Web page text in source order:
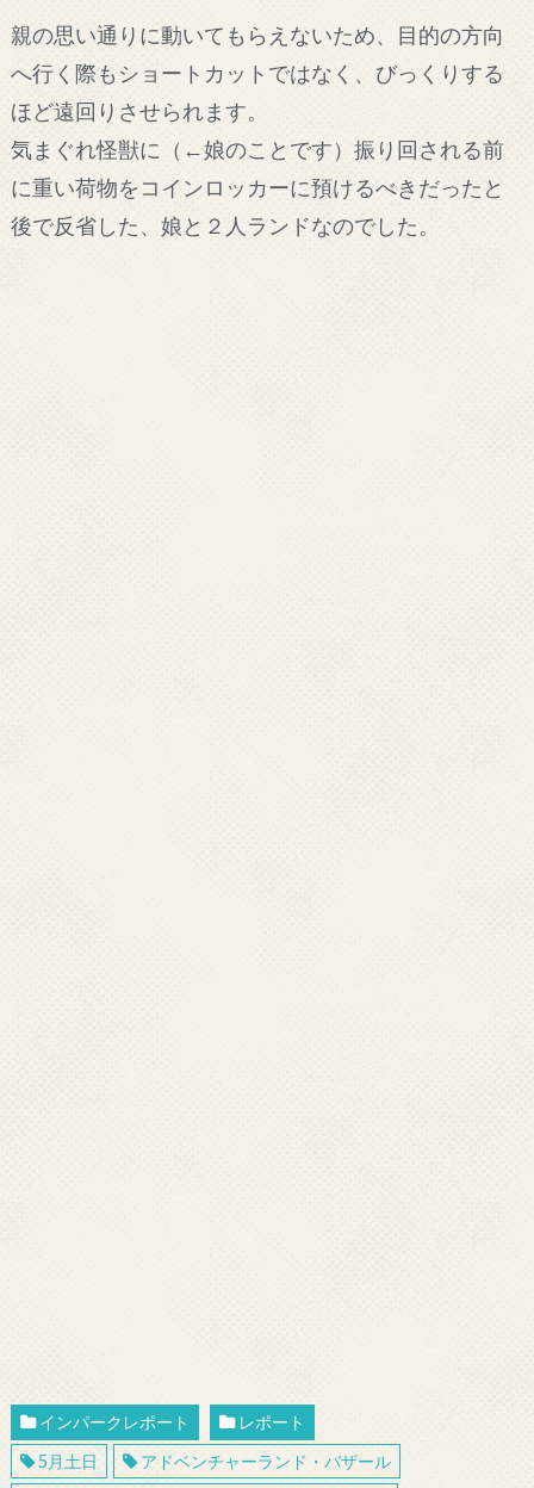
親の思い通りに動いてもらえないため、目的の方向
へ行く際もショートカットではなく、びっくりする
ほど遠回りさせられます。
気まぐれ怪獣に（←娘のことです）振り回される前
に重い荷物をコインロッカーに預けるべきだったと
後で反省した、娘と２人ランドなのでした。
インパークレポート
レポート
5月土日
アドベンチャーランド・バザール